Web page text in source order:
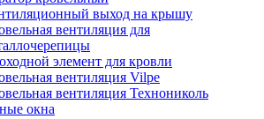
выход на крышу
вентиляция для
элемент для кровли
вентиляция Vilpe
вентиляция Технониколь
окна